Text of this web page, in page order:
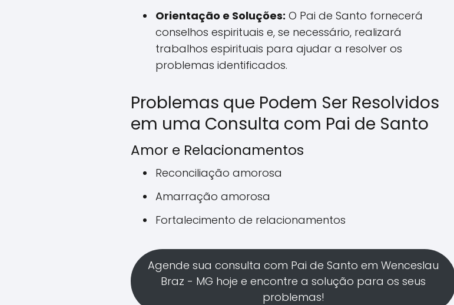
Orientação e Soluções: O Pai de Santo fornecerá
conselhos espirituais e, se necessário, realizará
trabalhos espirituais para ajudar a resolver os
problemas identificados.
Problemas que Podem Ser Resolvidos
em uma Consulta com Pai de Santo
Amor e Relacionamentos
Reconciliação amorosa
Amarração amorosa
Fortalecimento de relacionamentos
Agende sua consulta com Pai de Santo em Wenceslau
Braz - MG hoje e encontre a solução para os seus
problemas!